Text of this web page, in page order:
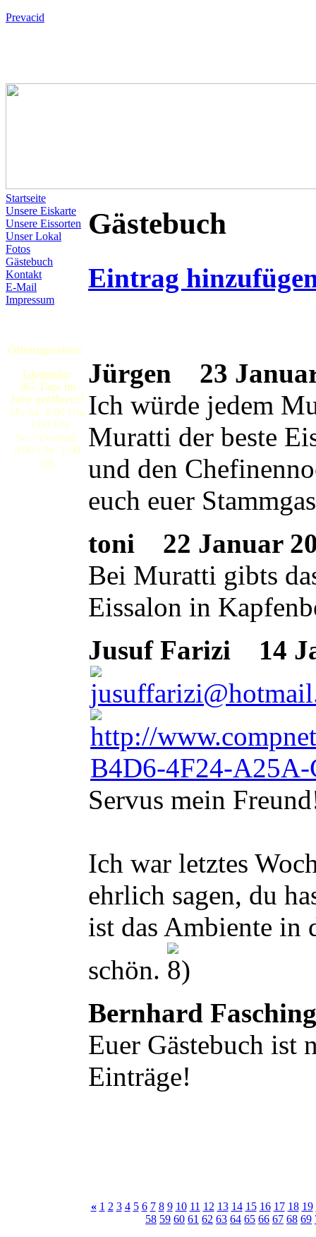
Prevacid
Startseite
Unsere Eiskarte
Unsere Eissorten
Unser Lokal
Fotos
Gästebuch
Kontakt
E-Mail
Impressum
Öffnungszeiten:
Gloggnitz:
365 Tage im
Jahr geöffnet!!!
Mo-Sa: 8:00 Uhr
- 1:00 Uhr
So + Feiertag:
9:00 Uhr- 1:00
Uh
Gästebuch
Eintrag
Jürgen
23
Ich würde jedem
Muratti der beste
und den
euch euer
toni
22 Januar
Bei Muratti gibts
Eissalon in
Jusuf Farizi
14
Servus mein
Ich war letztes
ehrlich sagen, du
ist das Ambiente in
schön.
Bernhard Fasching
Euer Gästebuch ist
Einträge!
« 1 2 3 4 5 6 7 8 9 10 11 12 13 14 15 16 17 18 19
58 59 60 61 62 63 64 65 66 67 68 69